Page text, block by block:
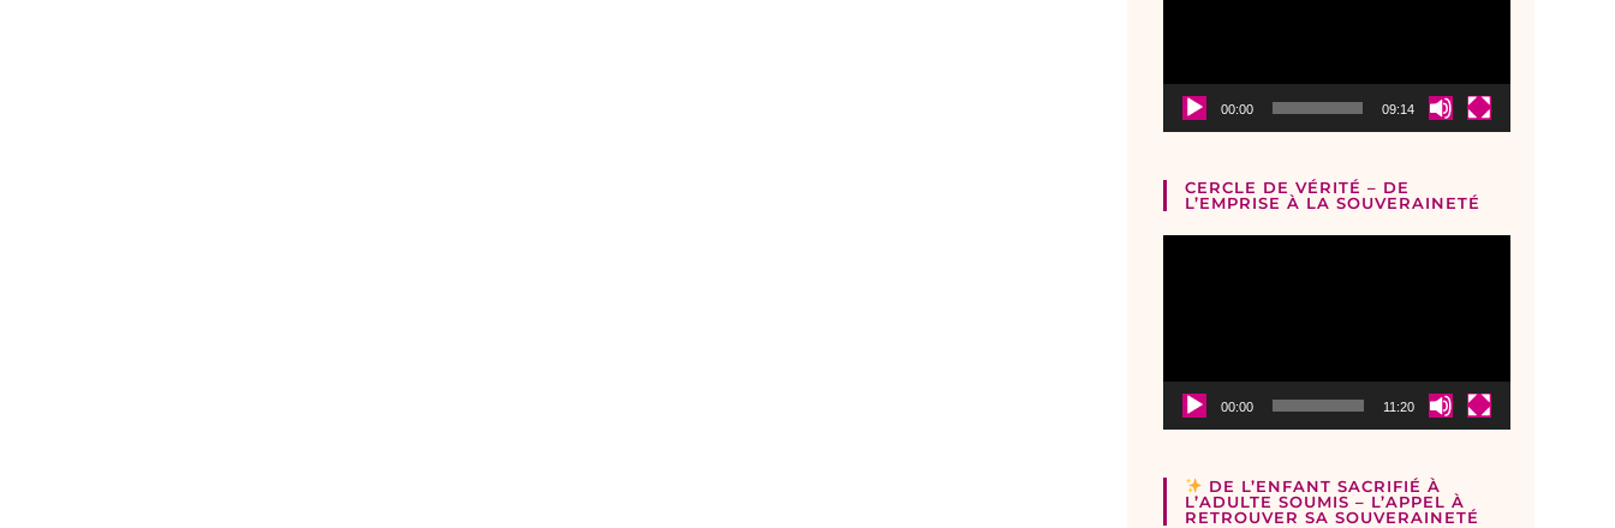
00:00 09:14
CERCLE DE VÉRITÉ – DE
L’EMPRISE À LA SOUVERAINETÉ
00:00 11:20
DE L’ENFANT SACRIFIÉ À
L’ADULTE SOUMIS – L’APPEL À
RETROUVER SA SOUVERAINETÉ